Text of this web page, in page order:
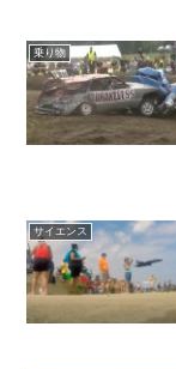
乗り物
サイエンス